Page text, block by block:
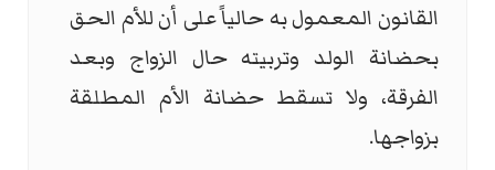
القانون المعمول به حالياً على أن للأم الحق
بحضانة الولد وتربيته حال الزواج وبعد
الفرقة، ولا تسقط حضانة الأم المطلقة
بزواجها.